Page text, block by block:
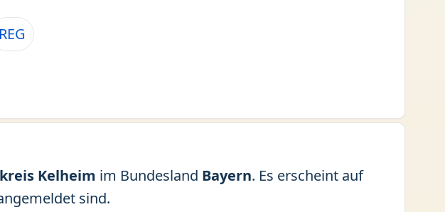
REG
Kelheim im Bundesland Bayern. Es erscheint auf
sind.